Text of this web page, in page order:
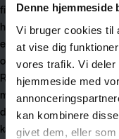
Denne hjemmeside
Vi bruger cookies til
at vise dig
vores trafik. Vi deler
hjemmeside med
kan kombinere
givet dem, eller
finde rav. Men det er det
hele værd, når man
endelig står med et stort
og flot stykke rav i hånden.
Rav kan være op til 30-50
millioner år gammelt, så
det er et dyrebart fund, du
kan være heldig at få fat i.